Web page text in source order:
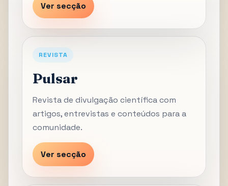
Ver secção
REVISTA
Pulsar
Revista de divulgação científica com
artigos, entrevistas e conteúdos para a
comunidade.
Ver secção